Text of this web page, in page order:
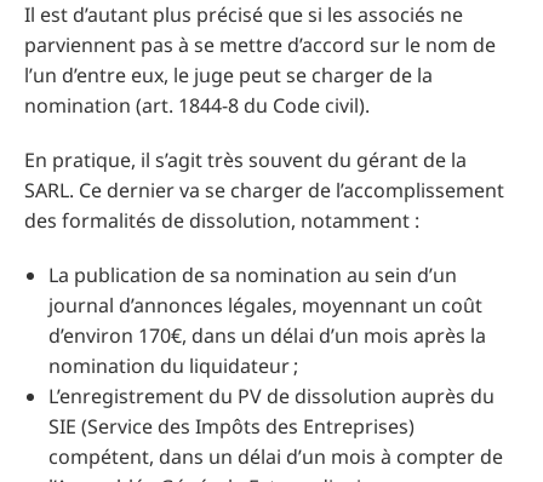
Il est d’autant plus précisé que si les associés ne
parviennent pas à se mettre d’accord sur le nom de
l’un d’entre eux, le juge peut se charger de la
nomination (art. 1844-8 du Code civil).
En pratique, il s’agit très souvent du gérant de la
SARL. Ce dernier va se charger de l’accomplissement
des formalités de dissolution, notamment :
La publication de sa nomination au sein d’un
journal d’annonces légales, moyennant un coût
d’environ 170€, dans un délai d’un mois après la
nomination du liquidateur ;
L’enregistrement du PV de dissolution auprès du
SIE (Service des Impôts des Entreprises)
compétent, dans un délai d’un mois à compter de